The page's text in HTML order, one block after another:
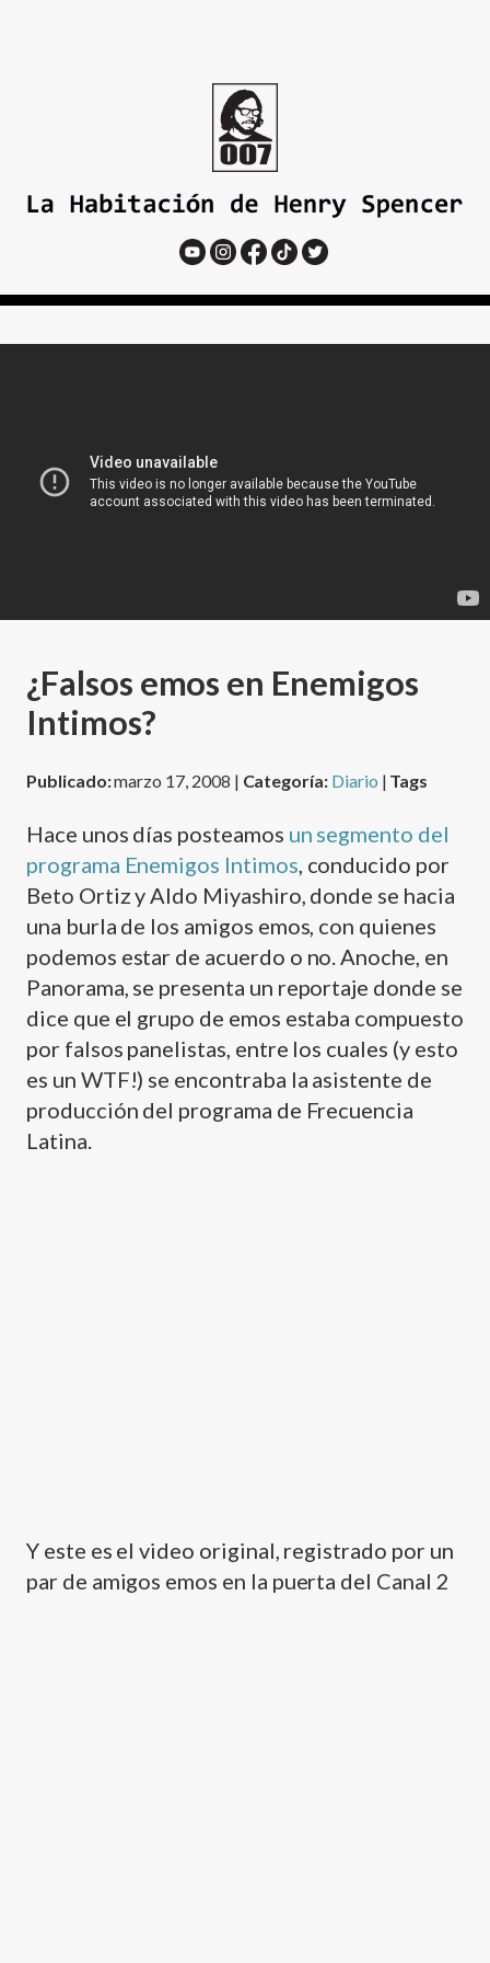
¿Falsos emos en Enemigos
Intimos?
Publicado:marzo 17, 2008 | Categoría: Diario | Tags
Hace unos dí­as posteamos un segmento del
programa Enemigos Intimos , conducido por
Beto Ortiz y Aldo Miyashiro, donde se hacia
una burla de los amigos emos, con quienes
podemos estar de acuerdo o no. Anoche, en
Panorama, se presenta un reportaje donde se
dice que el grupo de emos estaba compuesto
por falsos panelistas, entre los cuales (y esto
es un WTF!) se encontraba la asistente de
producción del programa de Frecuencia
Latina.
Y este es el video original, registrado por un
par de amigos emos en la puerta del Canal 2